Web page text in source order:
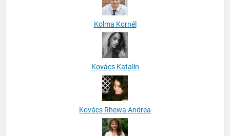
Kolma Kornél
Kovács Katalin
Kovács Rhewa Andrea